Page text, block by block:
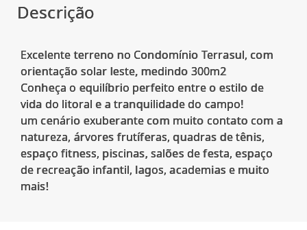
Descrição
Excelente terreno no Condomínio Terrasul, com
orientação solar leste, medindo 300m2
Conheça o equilíbrio perfeito entre o estilo de
vida do litoral e a tranquilidade do campo!
um cenário exuberante com muito contato com a
natureza, árvores frutíferas, quadras de tênis,
espaço fitness, piscinas, salões de festa, espaço
de recreação infantil, lagos, academias e muito
mais!